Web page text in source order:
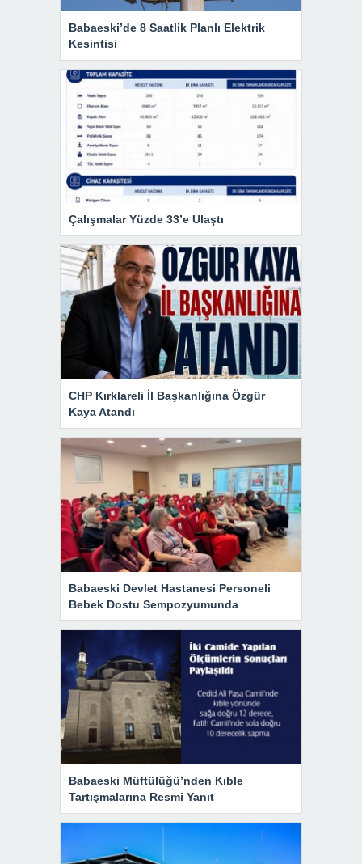
Babaeski’de 8 Saatlik Planlı Elektrik
Kesintisi
Çalışmalar Yüzde 33’e Ulaştı
CHP Kırklareli İl Başkanlığına Özgür
Kaya Atandı
Babaeski Devlet Hastanesi Personeli
Bebek Dostu Sempozyumunda
Babaeski Müftülüğü’nden Kıble
Tartışmalarına Resmi Yanıt